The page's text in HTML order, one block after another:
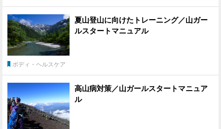
夏山登山に向けたトレーニング／山ガー
ルスタートマニュアル
ボディ・ヘルスケア
高山病対策／山ガールスタートマニュア
ル